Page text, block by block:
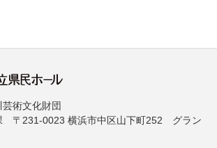
術文化財団
〒231-0023 横浜市中区山下町252 グラン